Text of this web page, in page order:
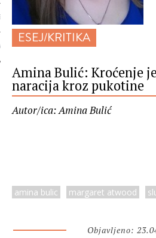
ESEJ/KRITIKA
Amina Bulić: Kroćenje
naracija kroz pukotine
Autor/ica: Amina Bulić
amina bulic margaret atwood
Objavljeno: